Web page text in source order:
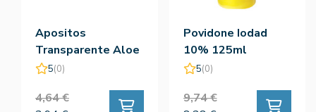
Apositos
Transparente Aloe
Vera 3 Formatos
5(0)
4,64 €
Povidone Iodad
10% 125ml
5(0)
9,74 €